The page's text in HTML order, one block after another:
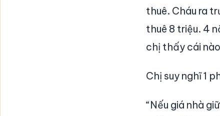
thuê. Cháu ra
thuê 8 triệu. 4
chị thấy cái
Chị suy nghĩ 1
“Nếu giá nhà